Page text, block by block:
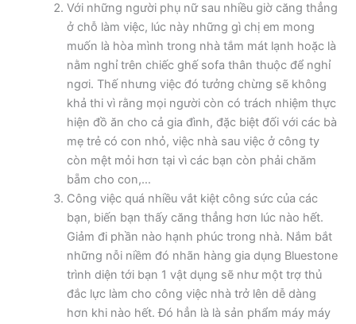
Với những người phụ nữ sau nhiều giờ căng thẳng
ở chỗ làm việc, lúc này những gì chị em mong
muốn là hòa mình trong nhà tắm mát lạnh hoặc là
nằm nghỉ trên chiếc ghế sofa thân thuộc để nghỉ
ngơi. Thế nhưng việc đó tưởng chừng sẽ không
khả thi vì rằng mọi người còn có trách nhiệm thực
hiện đồ ăn cho cả gia đình, đặc biệt đối với các bà
mẹ trẻ có con nhỏ, việc nhà sau việc ở công ty
còn mệt mỏi hơn tại vì các bạn còn phải chăm
bẵm cho con,…
Công việc quá nhiều vắt kiệt công sức của các
bạn, biến bạn thấy căng thẳng hơn lúc nào hết.
Giảm đi phần nào hạnh phúc trong nhà. Nắm bắt
những nỗi niềm đó nhãn hàng gia dụng Bluestone
trình diện tới bạn 1 vật dụng sẽ như một trợ thủ
đắc lực làm cho công việc nhà trở lên dễ dàng
hơn khi nào hết. Đó hẳn là là sản phẩm máy máy